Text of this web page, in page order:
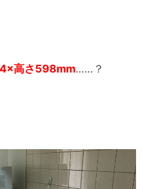
高さ598mm……？